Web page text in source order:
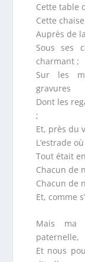
Cette table
Cette
Auprès de
Sous ses
charmant ;
Sur les
gravures
Dont les
;
Et, près du
L’estrade
Tout était
Chacun de
Chacun de
Et, comme
Mais ma
paternelle,
Et nous